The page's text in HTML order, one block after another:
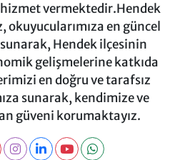
vermektedir.Hendek
okuyucularımıza en güncel
Hendek ilçesinin
gelişmelerine katkıda
en doğru ve tarafsız
sunarak, kendimize ve
güveni korumaktayız.